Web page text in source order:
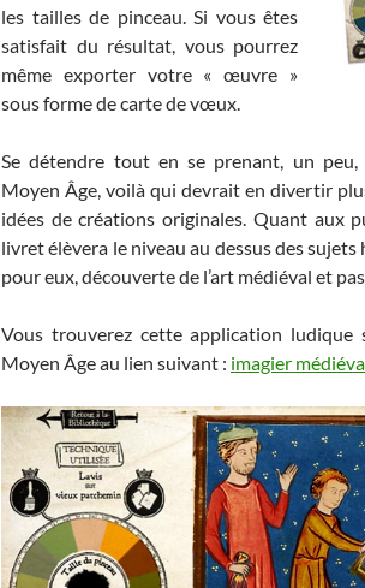
les tailles de pinceau. Si vous êtes
satisfait du résultat, vous pourrez
même exporter votre « œuvre »
sous forme de carte de vœux.
Se détendre tout en se prenant, un
Moyen Âge, voilà qui devrait en divertir
idées de créations originales. Quant aux
livret élèvera le niveau au dessus des
pour eux, découverte de l’art médiéval et
Vous trouverez cette application
Moyen Âge au lien suivant : imagier